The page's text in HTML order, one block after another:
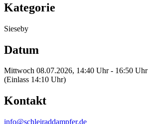
Kategorie
Sieseby
Datum
Mittwoch 08.07.2026, 14:40 Uhr - 16:50 Uhr
(Einlass 14:10 Uhr)
Kontakt
info@schleiraddampfer.de